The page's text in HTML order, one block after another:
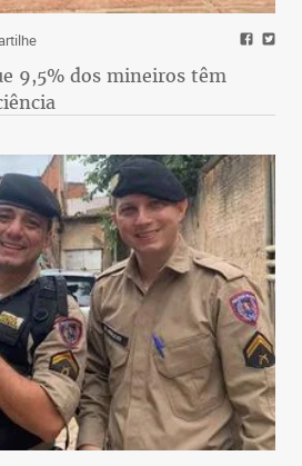
9,5% dos mineiros têm